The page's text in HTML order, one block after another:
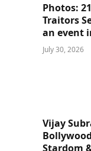
Photos:
Traitors
an event
July 30, 2026
Vijay
Stardom